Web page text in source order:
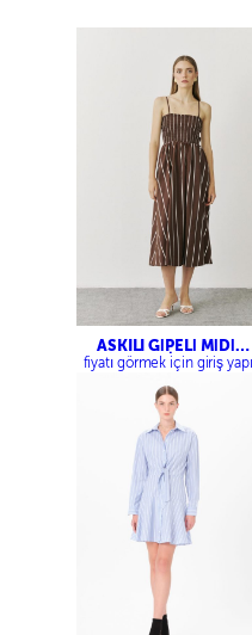
ASKILI GİPELİ MİDİ
ELBİSE
fiyatı görmek için giriş